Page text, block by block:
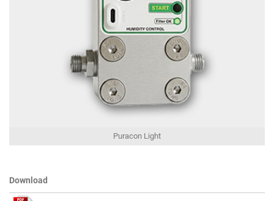
Puracon Light
Download